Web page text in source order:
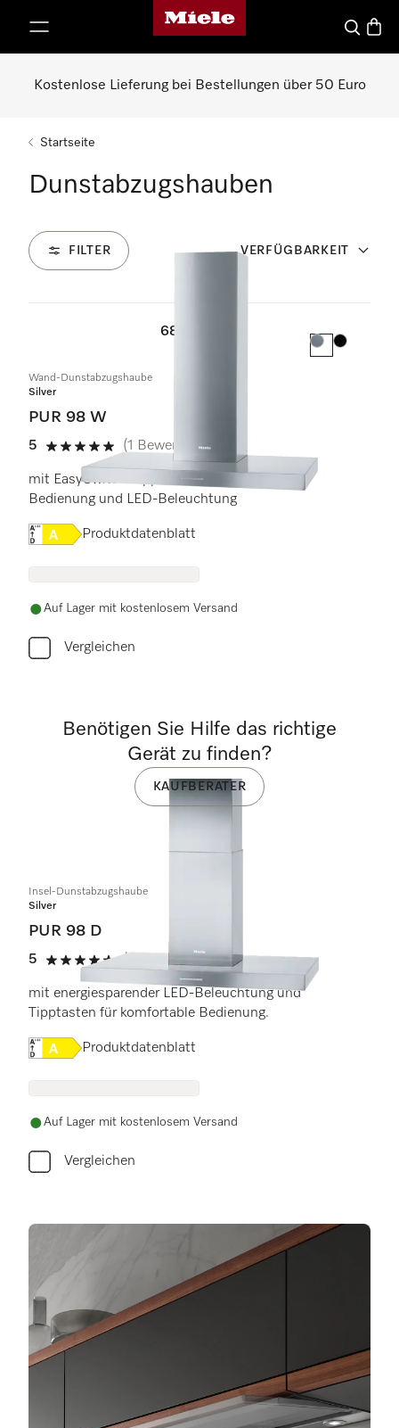
Miele-Homepage
Suche
Kostenlose Lieferung bei Bestellungen über 50 Euro
Startseite
Dunstabzugshauben
FILTER VERFÜGBARKEIT
68
Farbe:Farbe:
Wand-Dunstabzugshaube
Silver
PUR 98 W
5
5 Sterne von 5
(1 Bewertung)
mit EasySwitch-Tipptasten für komfortable
Bedienung und LED-Beleuchtung
Onlinelabel Image, Energielabel
Produktdatenblatt
Auf Lager mit kostenlosem Versand
Vergleichen
Insel-Dunstabzugshaube
Silver
PUR 98 D
5
5 Sterne von 5
(1 Bewertung)
mit energiesparender LED-Beleuchtung und
Tipptasten für komfortable Bedienung.
Onlinelabel Image, Energielabel
Produktdatenblatt
Auf Lager mit kostenlosem Versand
Vergleichen
Benötigen Sie Hilfe das richtige
Gerät zu finden?
KAUFBERATER